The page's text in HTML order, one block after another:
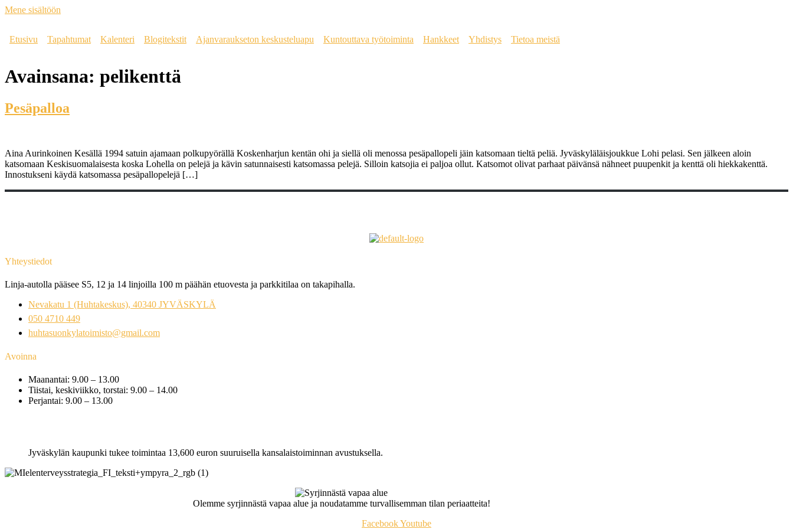
Mene sisältöön
Etusivu Tapahtumat Kalenteri Blogitekstit Ajanvaraukseton keskusteluapu Kuntouttava työtoiminta Hankkeet Yhdistys Tietoa meistä
Avainsana: pelikenttä
Pesäpalloa
Aina Aurinkoinen Kesällä 1994 satuin ajamaan polkupyörällä Koskenharjun kentän ohi ja siellä oli menossa pesäpallopeli jäin katsomaan tieltä peliä. Jyväskyläläisjoukkue Lohi pelasi. Sen jälkeen aloin
katsomaan Keskisuomalaisesta koska Lohella on pelejä ja kävin satunnaisesti katsomassa pelejä. Silloin katsojia ei paljoa ollut. Katsomot olivat parhaat päivänsä nähneet puupenkit ja kenttä oli hiekkakenttä.
Innostukseni käydä katsomassa pesäpallopelejä […]
Yhteystiedot
Linja-autolla pääsee S5, 12 ja 14 linjoilla 100 m päähän etuovesta ja parkkitilaa on takapihalla.
Nevakatu 1 (Huhtakeskus), 40340 JYVÄSKYLÄ
050 4710 449
huhtasuonkylatoimisto@gmail.com
Avoinna
Maanantai: 9.00 – 13.00
Tiistai, keskiviikko, torstai: 9.00 – 14.00
Perjantai: 9.00 – 13.00
Jyväskylän kaupunki tukee toimintaa 13,600 euron suuruisella kansalaistoiminnan avustuksella.
Olemme syrjinnästä vapaa alue ja noudatamme turvallisemman tilan periaatteita!
FacebookYoutube